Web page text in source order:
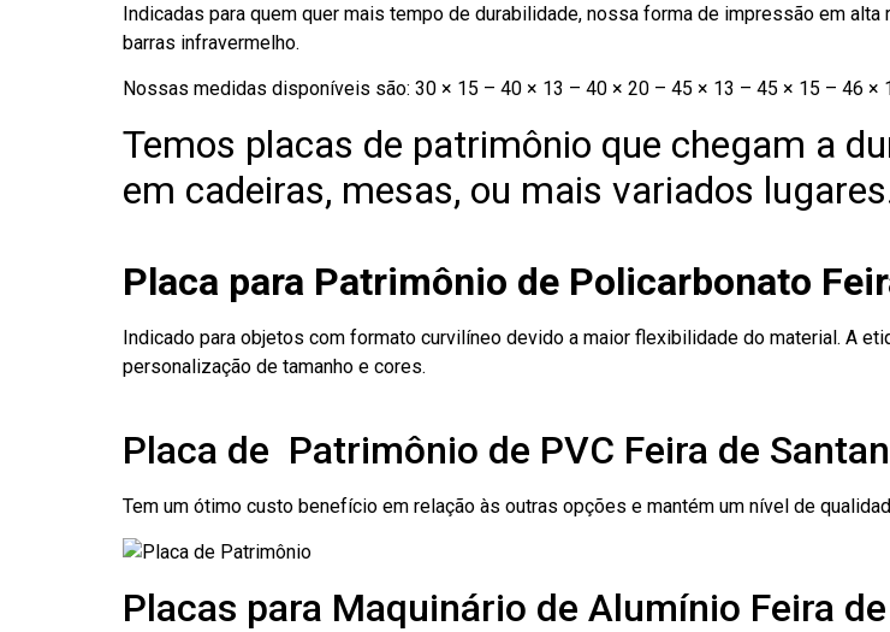
Indicadas para quem quer mais tempo de durabilidade, nossa forma de impressão em
barras infravermelho.
Nossas medidas disponíveis são: 30 × 15 – 40 × 13 – 40 × 20 – 45 × 13 – 45 × 15 – 46 ×
Temos placas de patrimônio que chegam a
em cadeiras, mesas, ou mais variados
Placa para Patrimônio de Policarbonato
Indicado para objetos com formato curvilíneo devido a maior flexibilidade do material. A
personalização de tamanho e cores.
Placa de Patrimônio de PVC Feira de
Tem um ótimo custo benefício em relação às outras opções e mantém um nível de
Placas para Maquinário de Alumínio Feira